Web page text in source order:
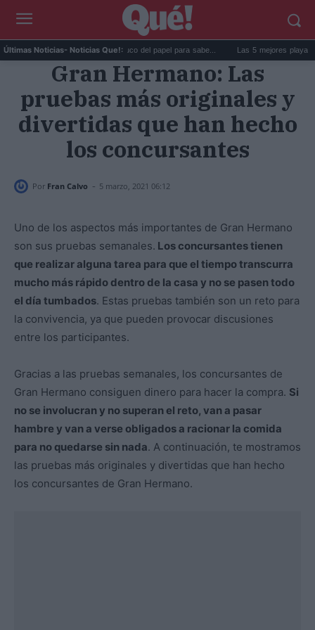
Últimas Noticias- Noticias Que!:
La goma de la nevera: el truco del papel para sabe... Las 5 mejores playas de
Gran Hermano: Las
pruebas más originales y
divertidas que han hecho
los concursantes
Por Fran Calvo - 5 marzo, 2021 06:12
Uno de los aspectos más importantes de Gran Hermano
son sus pruebas semanales. Los concursantes tienen
que realizar alguna tarea para que el tiempo transcurra
mucho más rápido dentro de la casa y no se pasen todo
el día tumbados. Estas pruebas también son un reto para
la convivencia, ya que pueden provocar discusiones
entre los participantes.
Gracias a las pruebas semanales, los concursantes de
Gran Hermano consiguen dinero para hacer la compra. Si
no se involucran y no superan el reto, van a pasar
hambre y van a verse obligados a racionar la comida
para no quedarse sin nada. A continuación, te mostramos
las pruebas más originales y divertidas que han hecho
los concursantes de Gran Hermano.